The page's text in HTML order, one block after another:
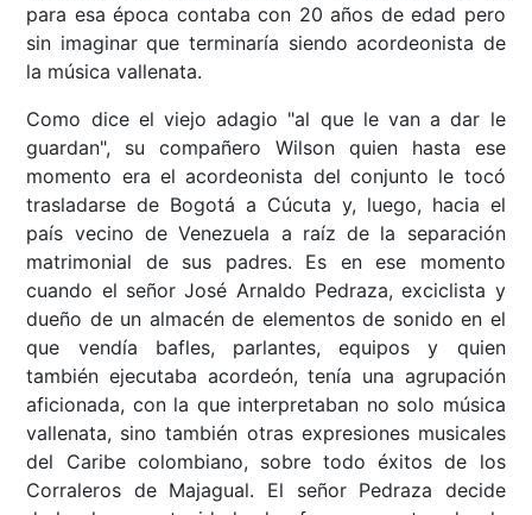
para esa época contaba con 20 años de edad pero
sin imaginar que terminaría siendo acordeonista de
la música vallenata.
Como dice el viejo adagio "al que le van a dar le
guardan", su compañero Wilson quien hasta ese
momento era el acordeonista del conjunto le tocó
trasladarse de Bogotá a Cúcuta y, luego, hacia el
país vecino de Venezuela a raíz de la separación
matrimonial de sus padres. Es en ese momento
cuando el señor José Arnaldo Pedraza, exciclista y
dueño de un almacén de elementos de sonido en el
que vendía bafles, parlantes, equipos y quien
también ejecutaba acordeón, tenía una agrupación
aficionada, con la que interpretaban no solo música
vallenata, sino también otras expresiones musicales
del Caribe colombiano, sobre todo éxitos de los
Corraleros de Majagual. El señor Pedraza decide